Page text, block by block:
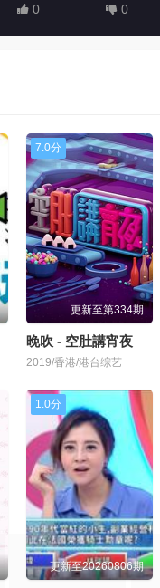
0 0
7.0分
更新至第334期
晚吹 - 空肚講宵夜
2019/香港/港台综艺
1.0分
更新至20260806期